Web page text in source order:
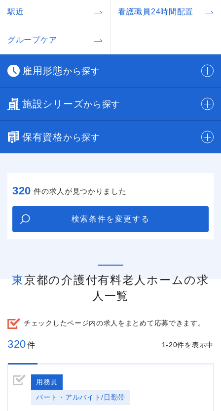
駅近 看護職員24時間配置
グループケア
雇用形態から探す
施設シリーズから探す
保有資格から探す
320 件の求人が見つかりました
検索条件を変更する
東京都の介護付有料老人ホームの求
人一覧
チェックしたページ内の求人をまとめて応募できます。
320件 1-20件を表示中
用務員
パート・アルバイト/日勤帯